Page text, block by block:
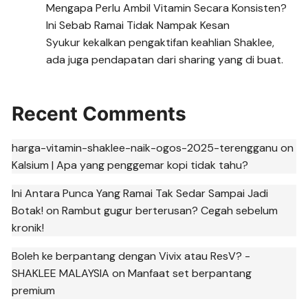
Mengapa Perlu Ambil Vitamin Secara Konsisten?
Ini Sebab Ramai Tidak Nampak Kesan
Syukur kekalkan pengaktifan keahlian Shaklee,
ada juga pendapatan dari sharing yang di buat.
Recent Comments
harga-vitamin-shaklee-naik-ogos-2025-terengganu on
Kalsium | Apa yang penggemar kopi tidak tahu?
Ini Antara Punca Yang Ramai Tak Sedar Sampai Jadi
Botak! onRambut gugur berterusan? Cegah sebelum
kronik!
Boleh ke berpantang dengan Vivix atau ResV? -
SHAKLEE MALAYSIA onManfaat set berpantang
premium